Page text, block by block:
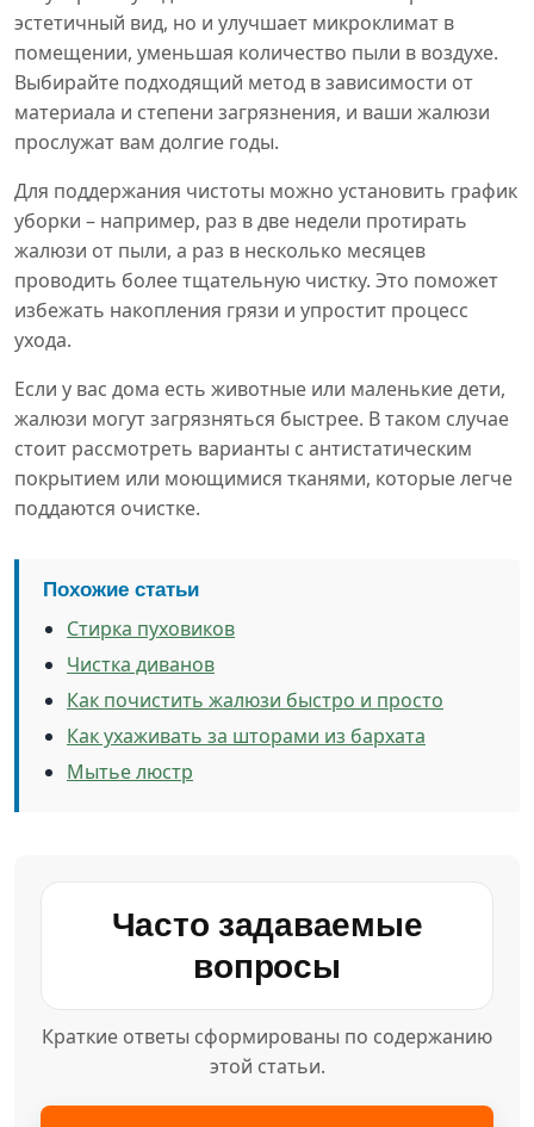
эстетичный вид, но и улучшает микроклимат в
помещении, уменьшая количество пыли в воздухе.
Выбирайте подходящий метод в зависимости от
материала и степени загрязнения, и ваши жалюзи
прослужат вам долгие годы.
Для поддержания чистоты можно установить график
уборки – например, раз в две недели протирать
жалюзи от пыли, а раз в несколько месяцев
проводить более тщательную чистку. Это поможет
избежать накопления грязи и упростит процесс
ухода.
Если у вас дома есть животные или маленькие дети,
жалюзи могут загрязняться быстрее. В таком случае
стоит рассмотреть варианты с антистатическим
покрытием или моющимися тканями, которые легче
поддаются очистке.
Похожие статьи
Стирка пуховиков
Чистка диванов
Как почистить жалюзи быстро и просто
Как ухаживать за шторами из бархата
Мытье люстр
Часто задаваемые
вопросы
Краткие ответы сформированы по содержанию
этой статьи.